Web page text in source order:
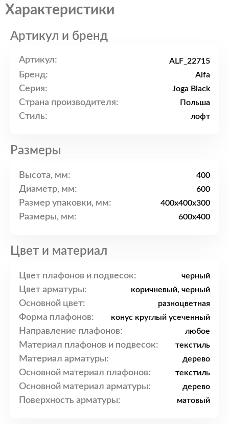
Характеристики
Артикул и бренд
Артикул: ALF_22715
Бренд: Alfa
Серия: Joga Black
Страна производителя: Польша
Стиль: лофт
Размеры
Высота, мм: 400
Диаметр, мм: 600
Размер упаковки, мм: 400x400x300
Размеры, мм: 600x400
Цвет и материал
Цвет плафонов и подвесок: черный
Цвет арматуры: коричневый, черный
Основной цвет: разноцветная
Форма плафонов: конус круглый усеченный
Направление плафонов: любое
Материал плафонов и подвесок: текстиль
Материал арматуры: дерево
Основной материал плафонов: текстиль
Основной материал арматуры: дерево
Поверхность арматуры: матовый